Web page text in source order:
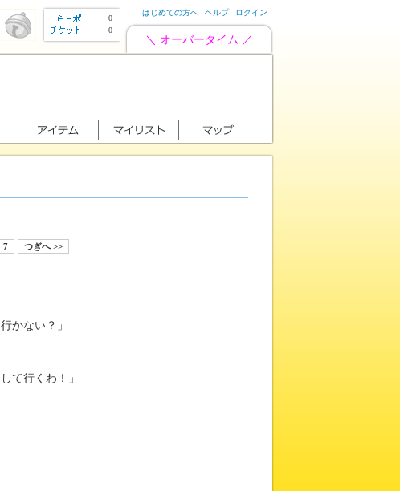
0
0
はじめての方へ ヘルプ ログイン
＼ オーバータイム ／
7 つぎへ >>
かない？」
て行くわ！」